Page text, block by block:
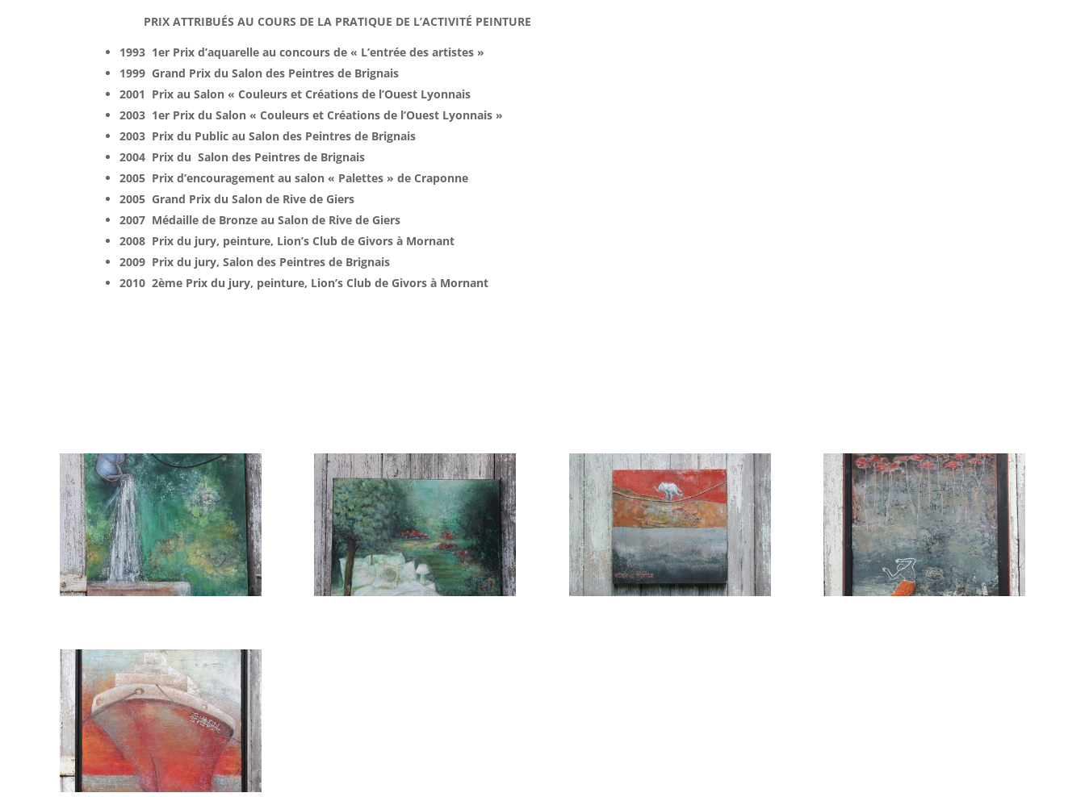
PRIX ATTRIBUÉS AU COURS DE LA PRATIQUE DE L’ACTIVITÉ PEINTURE
1993 1er Prix d’aquarelle au concours de « L’entrée des artistes »
1999 Grand Prix du Salon des Peintres de Brignais
2001 Prix au Salon « Couleurs et Créations de l’Ouest Lyonnais
2003 1er Prix du Salon « Couleurs et Créations de l’Ouest Lyonnais »
2003 Prix du Public au Salon des Peintres de Brignais
2004 Prix du Salon des Peintres de Brignais
2005 Prix d’encouragement au salon « Palettes » de Craponne
2005 Grand Prix du Salon de Rive de Giers
2007 Médaille de Bronze au Salon de Rive de Giers
2008 Prix du jury, peinture, Lion’s Club de Givors à Mornant
2009 Prix du jury, Salon des Peintres de Brignais
2010 2ème Prix du jury, peinture, Lion’s Club de Givors à Mornant